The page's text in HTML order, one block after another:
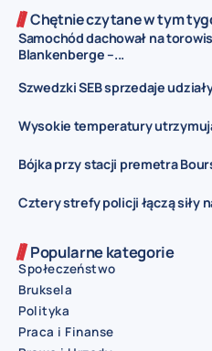
Chętnie czytane w tym
Samochód dachował na
Blankenberge –...
Szwedzki SEB sprzedaje
Wysokie temperatury
Bójka przy stacji premetra
Cztery strefy policji łączą siły
Popularne kategorie
Społeczeństwo
Bruksela
Polityka
Praca i Finanse